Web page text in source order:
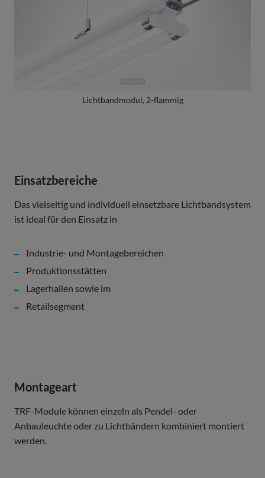
Lichtbandmodul, 2-flammig
Einsatzbereiche
Das vielseitig und individuell einsetzbare Lichtbandsystem
ist ideal für den Einsatz in
Industrie- und Montagebereichen
Produktionsstätten
Lagerhallen sowie im
Retailsegment
Montageart
TRF-Module können einzeln als Pendel- oder
Anbauleuchte oder zu Lichtbändern kombiniert montiert
werden.